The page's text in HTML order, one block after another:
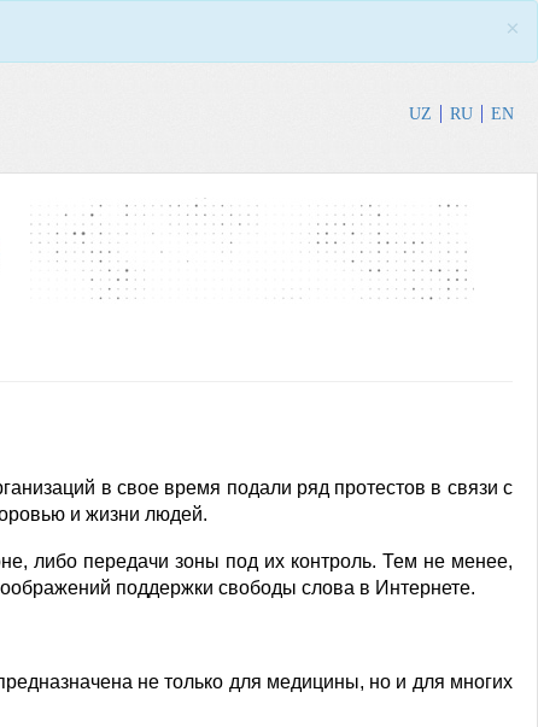
×
UZ RU EN
в свое время подали ряд протестов в связи с
и жизни людей.
либо передачи зоны под их контроль. Тем не менее,
поддержки свободы слова в Интернете.
не только для медицины, но и для многих